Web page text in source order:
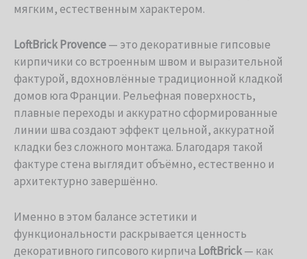
мягким, естественным характером.
LoftBrick Provence— это декоративные гипсовые
кирпичики со встроенным швом и выразительной
фактурой, вдохновлённые традиционной кладкой
домов юга Франции. Рельефная поверхность,
плавные переходы и аккуратно сформированные
линии шва создают эффект цельной, аккуратной
кладки без сложного монтажа. Благодаря такой
фактуре стена выглядит объёмно, естественно и
архитектурно завершённо.
Именно в этом балансе эстетики и
функциональности раскрывается ценность
декоративного гипсового кирпича LoftBrick— как